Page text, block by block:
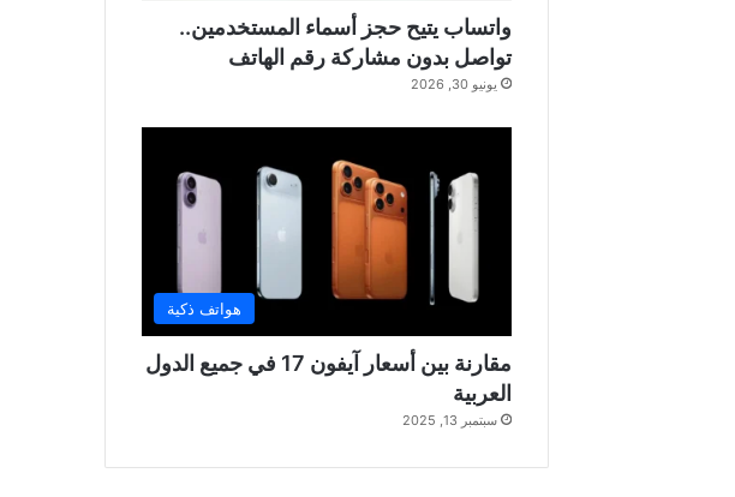
واتساب يتيح حجز أسماء المستخدمين..
تواصل بدون مشاركة رقم الهاتف
يونيو 30, 2026
هواتف ذكية
مقارنة بين أسعار آيفون 17 في جميع الدول
العربية
سبتمبر 13, 2025